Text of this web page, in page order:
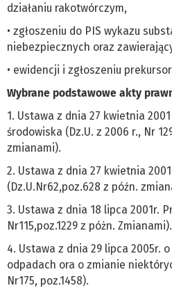
działaniu rakotwórczym,
• zgłoszeniu do PIS wykazu
niebezpiecznych oraz
• ewidencji i zgłoszeniu
Wybrane podstawowe akty
1. Ustawa z dnia 27 kwietnia
środowiska (Dz.U. z 2006 r., Nr
zmianami).
2. Ustawa z dnia 27 kwietnia
(Dz.U.Nr62,poz.628 z późn.
3. Ustawa z dnia 18 lipca 2001r.
Nr115,poz.1229 z póżn. Zmianami).
4. Ustawa z dnia 29 lipca 2005r.
odpadach ora o zmianie
Nr175, poz.1458).